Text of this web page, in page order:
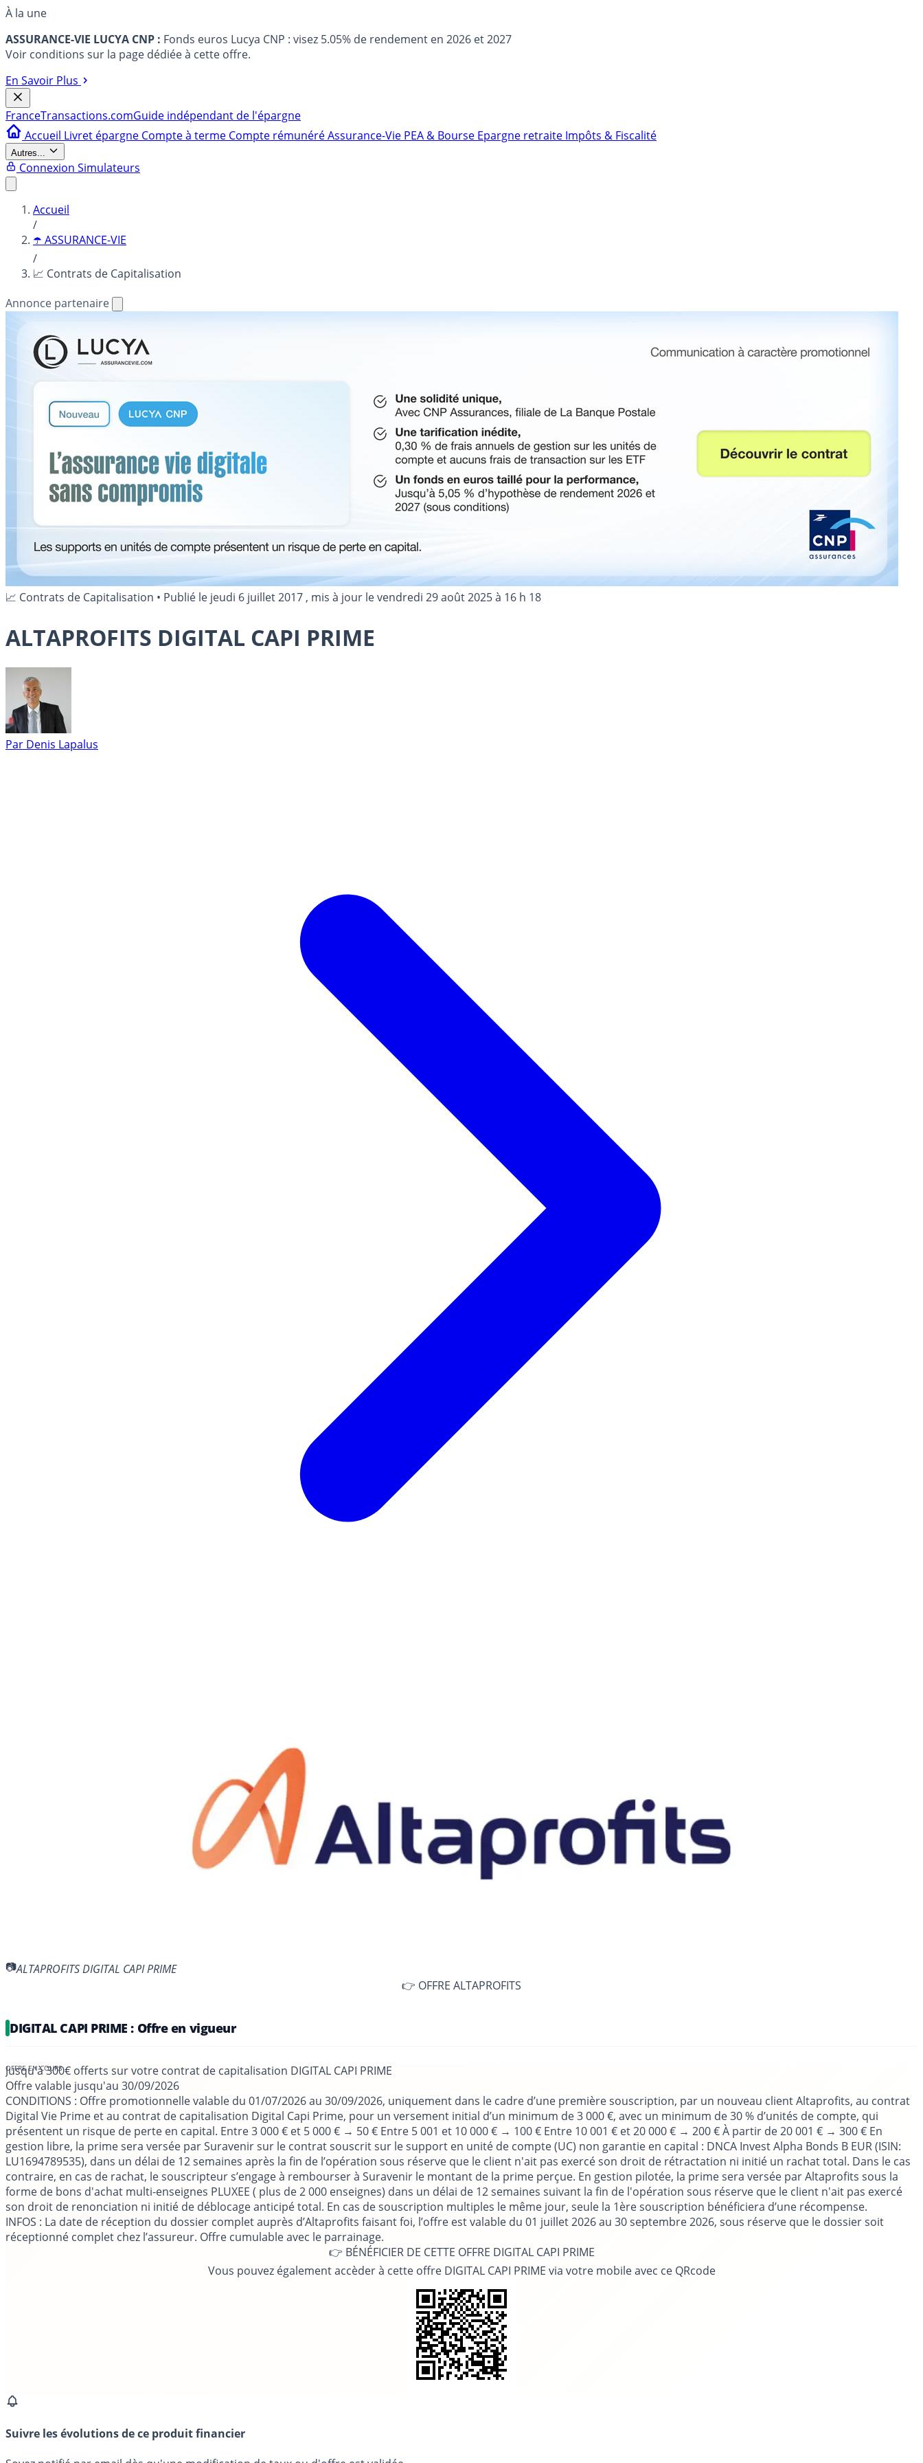
À la une
ASSURANCE-VIE LUCYA CNP : Fonds euros Lucya CNP : visez 5.05% de rendement en 2026 et 2027
Voir conditions sur la page dédiée à cette offre.
En Savoir Plus
FranceTransactions.comGuide indépendant de l'épargne
Accueil Livret épargne Compte à terme Compte rémunéréAssurance-Vie PEA & Bourse Epargne retraite Impôts & Fiscalité
Autres...
Connexion Simulateurs
Accueil
/
☂️ ASSURANCE-VIE
/
📈 Contrats de Capitalisation
Annonce partenaire
📈 Contrats de Capitalisation • Publié le jeudi 6 juillet 2017 , mis à jour levendredi 29 août 2025 à 16 h 18
ALTAPROFITS DIGITAL CAPI PRIME
Par Denis Lapalus
ALTAPROFITS DIGITAL CAPI PRIME
👉 OFFRE ALTAPROFITS
DIGITAL CAPI PRIME : Offre en vigueur
Jusqu'à 300€ offerts sur votre contrat de capitalisation DIGITAL CAPI PRIME
Offre valable jusqu'au 30/09/2026
CONDITIONS : Offre promotionnelle valable du 01/07/2026 au 30/09/2026, uniquement dans le cadre d’une première souscription, par un nouveau client Altaprofits, au contrat
Digital Vie Prime et au contrat de capitalisation Digital Capi Prime, pour un versement initial d’un minimum de 3 000 €, avec un minimum de 30 % d’unités de compte, qui
présentent un risque de perte en capital. Entre 3 000 € et 5 000 € → 50 € Entre 5 001 et 10 000 € → 100 € Entre 10 001 € et 20 000 € → 200 € À partir de 20 001 € → 300 € En
gestion libre, la prime sera versée par Suravenir sur le contrat souscrit sur le support en unité de compte (UC) non garantie en capital : DNCA Invest Alpha Bonds B EUR (ISIN:
LU1694789535), dans un délai de 12 semaines après la fin de l’opération sous réserve que le client n'ait pas exercé son droit de rétractation ni initié un rachat total. Dans le cas
contraire, en cas de rachat, le souscripteur s’engage à rembourser à Suravenir le montant de la prime perçue. En gestion pilotée, la prime sera versée par Altaprofits sous la
forme de bons d'achat multi-enseignes PLUXEE ( plus de 2 000 enseignes) dans un délai de 12 semaines suivant la fin de l'opération sous réserve que le client n'ait pas exercé
son droit de renonciation ni initié de déblocage anticipé total. En cas de souscription multiples le même jour, seule la 1ère souscription bénéficiera d’une récompense.
INFOS : La date de réception du dossier complet auprès d’Altaprofits faisant foi, l’offre est valable du 01 juillet 2026 au 30 septembre 2026, sous réserve que le dossier soit
réceptionné complet chez l’assureur. Offre cumulable avec le parrainage.
👉 BÉNÉFICIER DE CETTE OFFRE DIGITAL CAPI PRIME
Vous pouvez également accèder à cette offre DIGITAL CAPI PRIME via votre mobile avec ce QRcode
Suivre les évolutions de ce produit financier